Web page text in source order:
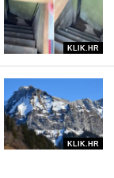
KLIK.HR
KLIK.HR